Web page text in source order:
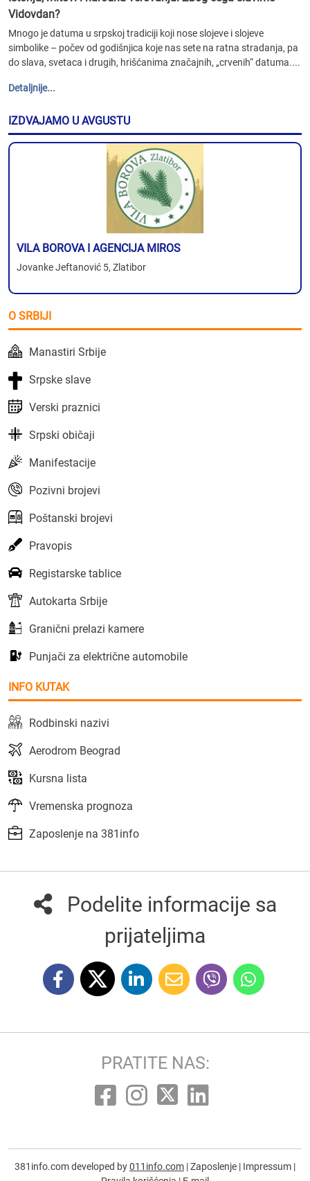
Vidovdan?
Mnogo je datuma u srpskoj tradiciji koji nose slojeve i slojeve
simbolike – počev od godišnjica koje nas sete na ratna stradanja, pa
do slava, svetaca i drugih, hrišćanima značajnih, „crvenih“ datuma....
Detaljnije...
IZDVAJAMO U AVGUSTU
VILA BOROVA I AGENCIJA MIROS
Jovanke Jeftanović 5, Zlatibor
O SRBIJI
Manastiri Srbije
Srpske slave
Verski praznici
Srpski običaji
Manifestacije
Pozivni brojevi
Poštanski brojevi
Pravopis
Registarske tablice
Autokarta Srbije
Granični prelazi kamere
Punjači za električne automobile
INFO KUTAK
Rodbinski nazivi
Aerodrom Beograd
Kursna lista
Vremenska prognoza
Zaposlenje na 381info
Podelite informacije sa
prijateljima
PRATITE NAS:
381info.com developed by011info.com |Zaposlenje | Impressum |